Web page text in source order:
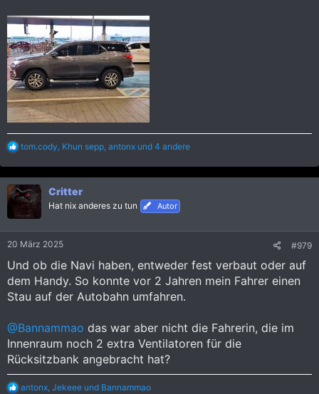
R
a
k
t
i
o
n
tom.cody, Khun sepp, antonx und 4 andere
Critter
Hat nix anderes zu tun Autor
20 März 2025 #979
Und ob die Navi haben, entweder fest verbaut oder auf
dem Handy. So konnte vor 2 Jahren mein Fahrer einen
Stau auf der Autobahn umfahren.
@Bannammao das war aber nicht die Fahrerin, die im
Innenraum noch 2 extra Ventilatoren für die
Rücksitzbank angebracht hat?
R
antonx, Jekeee und Bannammao